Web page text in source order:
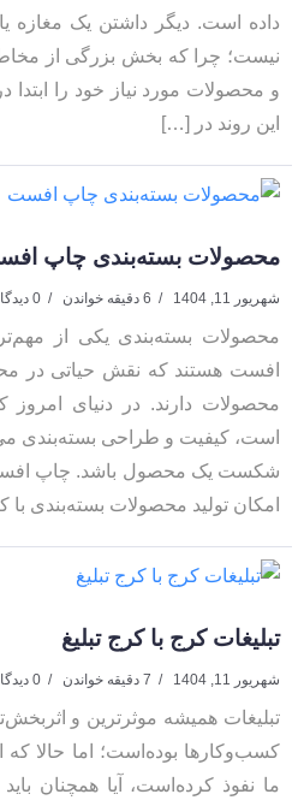
داده است. دیگر داشتن یک مغازه
نیست؛ چرا که بخش بزرگی از
و محصولات مورد نیاز خود را ابتدا
این روند در […]
محصولات بسته‌بندی چاپ
شهریور 11, 1404 6 دقیقه خواندن 0 دیدگاه
محصولات بسته‌بندی یکی از
افست هستند که نقش حیاتی در
محصولات دارند. در دنیای امروز
است، کیفیت و طراحی بسته‌بندی
شکست یک محصول باشد. چاپ افست
امکان تولید محصولات بسته‌بندی با
تبلیغات کرج با کرج تبلیغ
شهریور 11, 1404 7 دقیقه خواندن 0 دیدگاه
تبلیغات همیشه موثرترین و
کسب‌وکارها بوده‌است؛ اما حالا که
ما نفوذ کرده‌است، آیا همچنان